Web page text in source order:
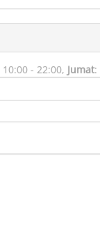
10:00 - 22:00, Jumat: